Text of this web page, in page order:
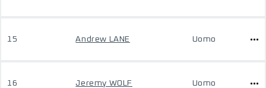
15 Andrew LANE Uomo
16 Jeremy WOLF Uomo